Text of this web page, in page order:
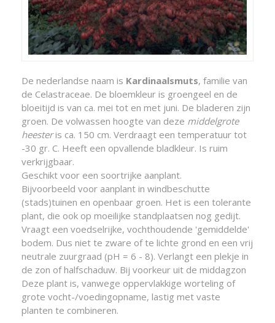
De nederlandse naam is Kardinaalsmuts, familie van
de Celastraceae. De bloemkleur is groengeel en de
bloeitijd is van ca. mei tot en met juni. De bladeren zijn
groen. De volwassen hoogte van deze middelgrote
heesteris ca. 150 cm. Verdraagt een temperatuur tot
-30 gr. C. Heeft een opvallende bladkleur. Is ruim
verkrijgbaar.
Geschikt voor een soortrijke aanplant.
Bijvoorbeeld voor aanplant in windbeschutte
(stads)tuinen en openbaar groen. Het is een tolerante
plant, die ook op moeilijke standplaatsen nog gedijt.
Vraagt een voedselrijke, vochthoudende 'gemiddelde'
bodem. Dus niet te zware of te lichte grond en een vrij
neutrale zuurgraad (pH = 6 - 8). Verlangt een plekje in
de zon of halfschaduw. Bij voorkeur uit de middagzon
Deze plant is, vanwege oppervlakkige worteling of
grote vocht-/voedingopname, lastig met vaste
planten te combineren.